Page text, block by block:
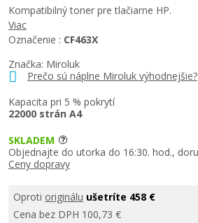
Značka: Miroluk
Prečo sú náplne Miroluk výhodnejšie?
Kapacita pri 5 % pokrytí
22000 strán A4
Kompatibilný toner pre tlačiarne HP.
Viac
Označenie : CF463X
SKLADEM
Objednajte do utorka do 16:30. hod.,
Ceny dopravy
Oproti originálu ušetríte 458 €
Cena bez DPH 100,73 €